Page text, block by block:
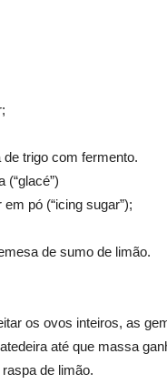
de trigo com fermento.
(“glacé”)
pó (“icing sugar”);
de sumo de limão.
os ovos inteiros, as
até que massa
de limão.